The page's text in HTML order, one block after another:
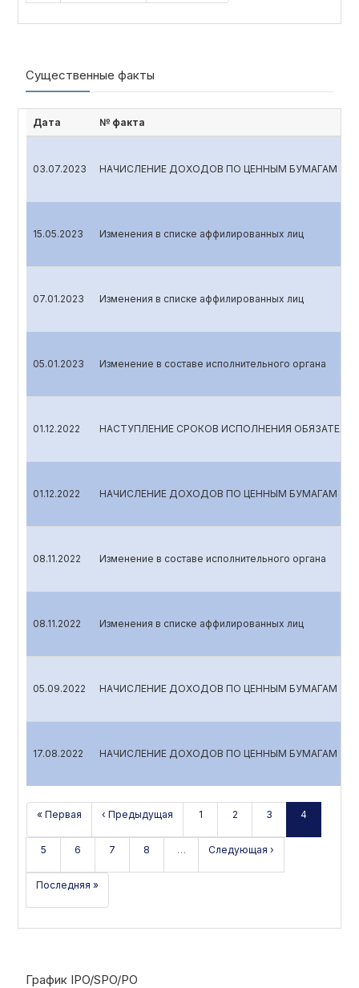
Существенные факты
Дата № факта
03.07.2023 НАЧИСЛЕНИЕ ДОХОДОВ ПО ЦЕННЫМ БУМАГАМ
15.05.2023 Изменения в списке аффилированных лиц
07.01.2023 Изменения в списке аффилированных лиц
05.01.2023 Изменение в составе исполнительного органа
01.12.2022 НАСТУПЛЕНИЕ СРОКОВ ИСПОЛНЕНИЯ
01.12.2022 НАЧИСЛЕНИЕ ДОХОДОВ ПО ЦЕННЫМ БУМАГАМ
08.11.2022 Изменение в составе исполнительного органа
08.11.2022 Изменения в списке аффилированных лиц
05.09.2022 НАЧИСЛЕНИЕ ДОХОДОВ ПО ЦЕННЫМ БУМАГАМ
17.08.2022 НАЧИСЛЕНИЕ ДОХОДОВ ПО ЦЕННЫМ БУМАГАМ
« Первая ‹ Предыдущая 1 2 3 4
5 6 7 8 … Следующая ›
Последняя »
График IPO/SPO/PO